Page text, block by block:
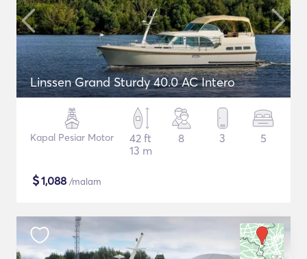
Linssen Grand Sturdy 40.0 AC Intero
Kapal Pesiar Motor
42 ft
13 m
8 3 5
$1,088 /malam